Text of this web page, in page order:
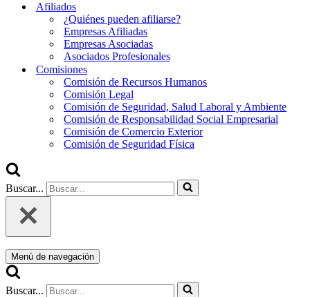
Afiliados
¿Quiénes pueden afiliarse?
Empresas Afiliadas
Empresas Asociadas
Asociados Profesionales
Comisiones
Comisión de Recursos Humanos
Comisión Legal
Comisión de Seguridad, Salud Laboral y Ambiente
Comisión de Responsabilidad Social Empresarial
Comisión de Comercio Exterior
Comisión de Seguridad Física
Buscar...
Menú de navegación
Buscar...